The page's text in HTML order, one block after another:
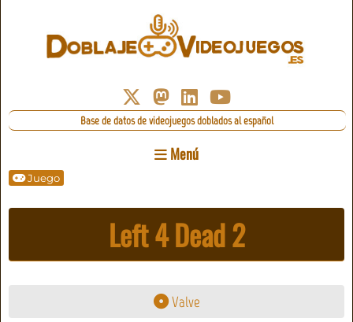
Base de datos de videojuegos doblados al español
Menú
Juego
Left 4 Dead 2
Valve